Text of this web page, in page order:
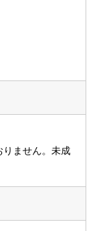
ません。未成